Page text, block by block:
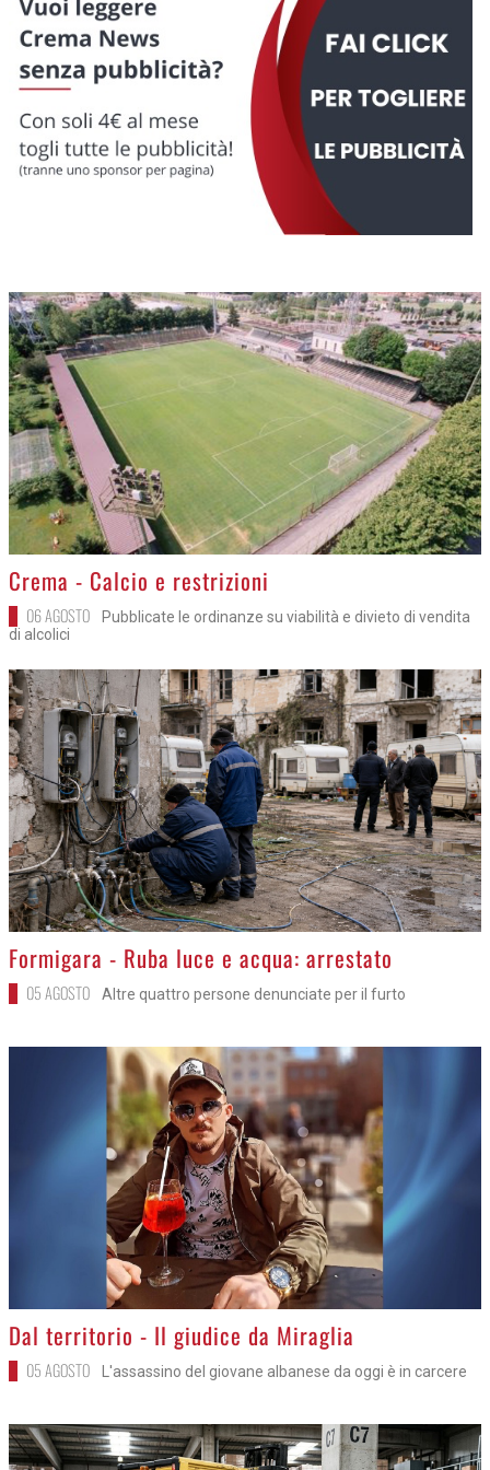
>
Crema - Calcio e restrizioni
06 AGOSTO
Pubblicate le ordinanze su viabilità e divieto di vendita
di alcolici
>
Formigara - Ruba luce e acqua: arrestato
05 AGOSTO Altre quattro persone denunciate per il furto
>
Dal territorio - Il giudice da Miraglia
05 AGOSTO L'assassino del giovane albanese da oggi è in carcere